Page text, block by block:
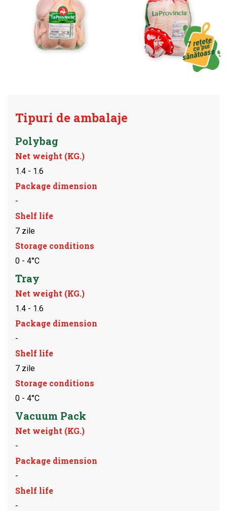
Tipuri de ambalaje
Polybag
Net weight (KG.)
1.4 - 1.6
Package dimension
-
Shelf life
7 zile
Storage conditions
0 - 4°C
Tray
Net weight (KG.)
1.4 - 1.6
Package dimension
-
Shelf life
7 zile
Storage conditions
0 - 4°C
Vacuum Pack
Net weight (KG.)
-
Package dimension
-
Shelf life
-